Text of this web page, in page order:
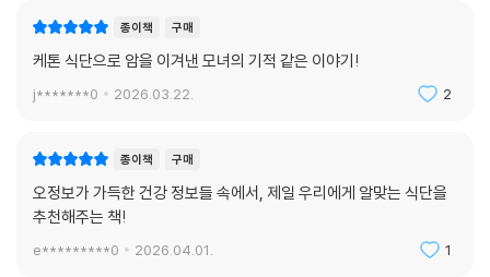
단식은 오토파지를 통해서 당신의 몸에 최상의 기회를 제공합니다. 케톤식
은 탄수화물 식단보다 단식 전환을 빠르게 그리고 용이하게 합니다. 케톤
--- p.213
놀라지 마세요. 암세포 수치가 줄어들었던 것입니다. 항암제는 10년간 성
장한 암세포를 단 5일 만에 대부분 녹여 버렸습니다! 믿을 수가 없었습니
다. 나도 모르게 눈물이 뺨으로 흘러내렸습니다. 제 머릿속에 한 단어가 떠
종이책 구매
케톤 식단으로 암을 이겨낸 모녀의 기적 같은 이야기!
j*******0 2026.03.22. 2
종이책 구매
오정보가 가득한 건강 정보들 속에서, 제일 우리에게 알맞는 식단을
추천해주는 책!
e*********0 2026.04.01. 1